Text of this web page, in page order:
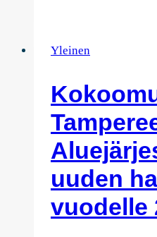
Yleinen
uuden
vuodelle